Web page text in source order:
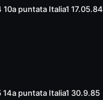
58:41
10a puntata Italia1 17.05.84
53:00
14a puntata Italia1 30.9.85